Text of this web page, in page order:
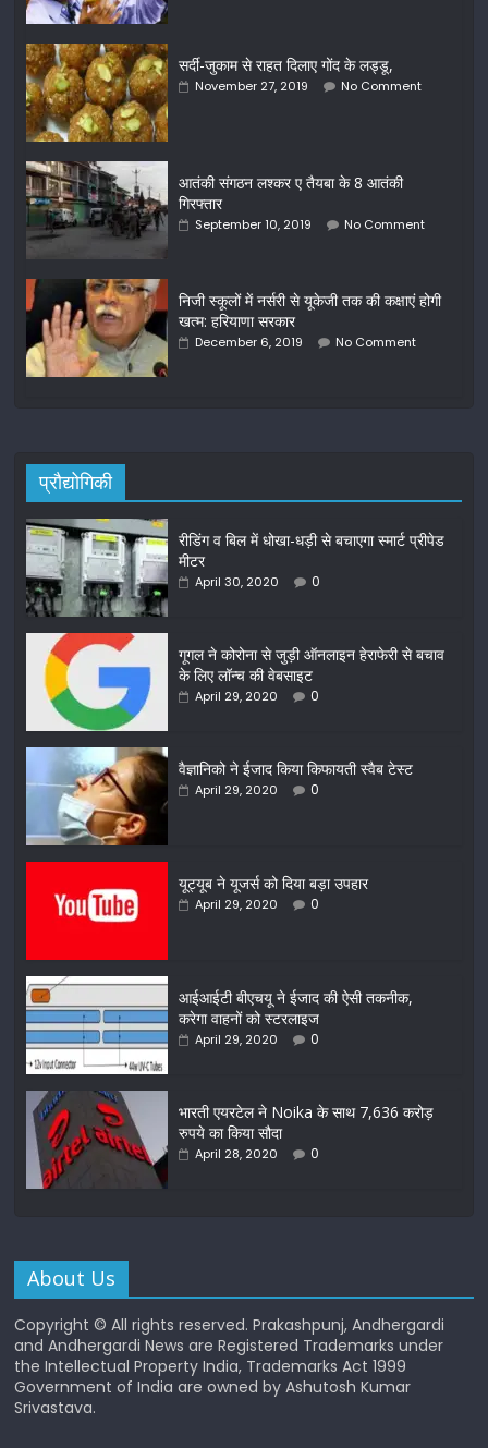
सर्दी-जुकाम से राहत दिलाए गोंद के लड्डू,
November 27, 2019 No Comment
आतंकी संगठन लश्कर ए तैयबा के 8 आतंकी
गिरफ्तार
September 10, 2019 No Comment
निजी स्कूलों में नर्सरी से यूकेजी तक की कक्षाएं होगी
खत्म: हरियाणा सरकार
December 6, 2019 No Comment
प्रौद्योगिकी
रीडिंग व बिल में धोखा-धड़ी से बचाएगा स्मार्ट प्रीपेड
मीटर
April 30, 2020 0
गूगल ने कोरोना से जुड़ी ऑनलाइन हेराफेरी से बचाव
के लिए लॉन्च की वेबसाइट
April 29, 2020 0
वैज्ञानिको ने ईजाद किया किफायती स्वैब टेस्ट
April 29, 2020 0
यूट्यूब ने यूजर्स को दिया बड़ा उपहार
April 29, 2020 0
आईआईटी बीएचयू ने ईजाद की ऐसी तकनीक,
करेगा वाहनों को स्टरलाइज
April 29, 2020 0
भारती एयरटेल ने Noika के साथ 7,636 करोड़
रुपये का किया सौदा
April 28, 2020 0
About Us
Copyright © All rights reserved. Prakashpunj, Andhergardi
and Andhergardi News are Registered Trademarks under
the Intellectual Property India, Trademarks Act 1999
Government of India are owned by Ashutosh Kumar
Srivastava.